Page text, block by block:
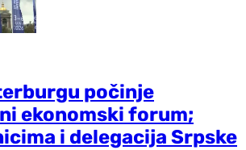
počinje
ekonomski forum;
i delegacija Srpske